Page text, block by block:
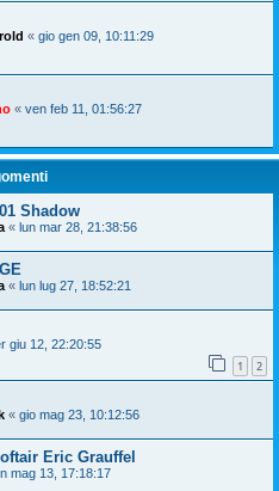
« gio gen 09, 10:11:29
« ven feb 11, 01:56:27
Shadow
« lun mar 28, 21:38:56
« lun lug 27, 18:52:21
giu 12, 22:20:55
1 2
« gio mag 23, 10:12:56
Eric Grauffel
mag 13, 17:18:17